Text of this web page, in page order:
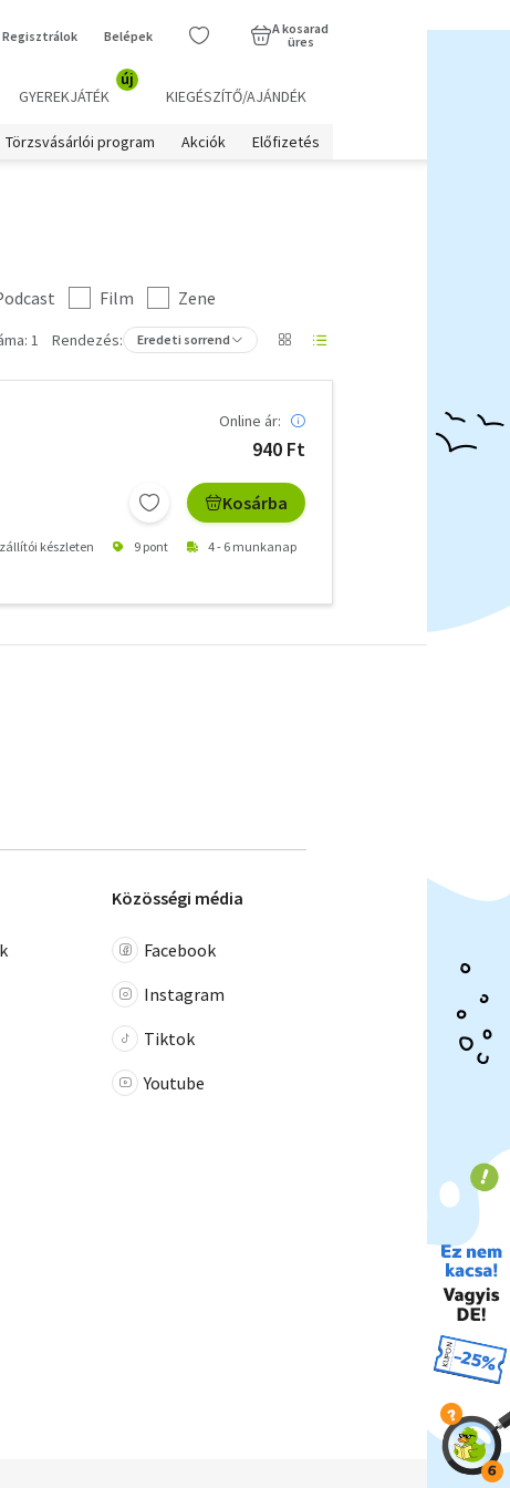
Regisztrálok Belépek
A kosarad
üres
GYEREKJÁTÉK
új
KIEGÉSZÍTŐ/AJÁNDÉK
Törzsvásárlói program Akciók Előfizetés
Film
Zene
1 Rendezés: Eredeti sorrend
Online ár:
940 Ft
Kosárba
készleten 9 pont 4 - 6 munkanap
Közösségi média
Facebook
Instagram
Tiktok
Youtube